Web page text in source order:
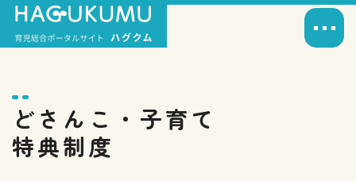
どさんこ・子育て
特典制度